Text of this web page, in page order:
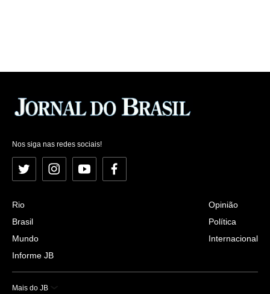
Nos siga nas redes sociais!
Twitter InstagramYouTubeFacebook
Rio
Brasil
Mundo
Informe JB
Opinião
Política
Internacional
Mais do JB